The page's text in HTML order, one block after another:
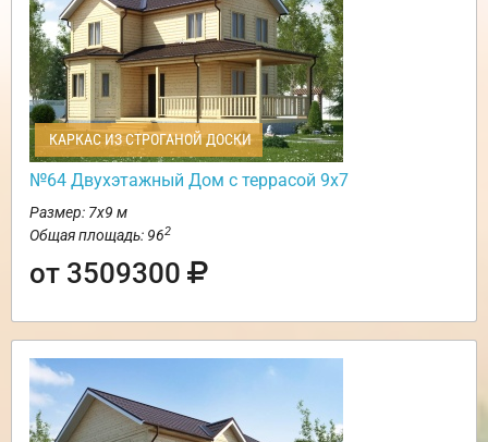
КАРКАС ИЗ СТРОГАНОЙ ДОСКИ
№64 Двухэтажный Дом с террасой 9х7
Размер: 7х9 м
Общая площадь: 962
от 3509300